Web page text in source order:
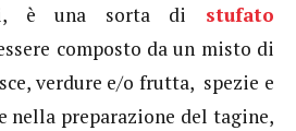
è una sorta di stufato
composto da un misto di
verdure e/o frutta, spezie e
nella preparazione del tagine,